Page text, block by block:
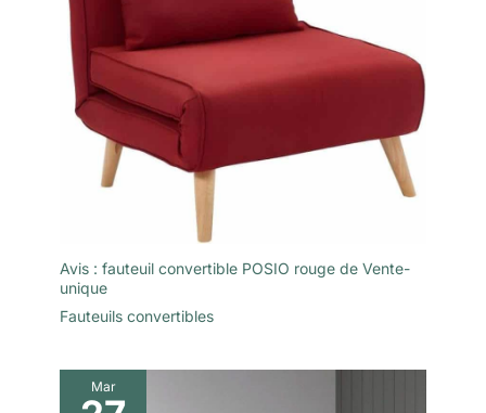
Avis : fauteuil convertible POSIO rouge de Vente-
unique
Fauteuils convertibles
Mar